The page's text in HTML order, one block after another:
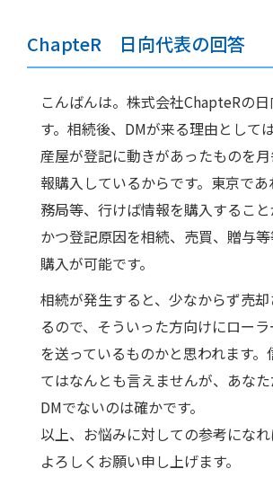
ChapteR 日向代表の回答
こんばんは。株式会社ChapteRの
す。相続後、DMが来る理由として
産屋が登記に動きがあったものを
報購入しているからです。東京で
務局等、行けば情報を購入すること
かつ登記原因を相続、売買、贈与
購入が可能です。
相続が発生すると、少なからず売
るので、そういった方向けにロー
を送っているものかと思われます。
てはなんとも言えませんが、あな
DMでないのは確かです。
以上、お悩みに対しての参考になれ
よろしくお願い申し上げます。